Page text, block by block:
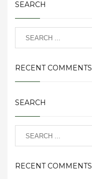
SEARCH
RECENT COMMENTS
SEARCH
RECENT COMMENTS